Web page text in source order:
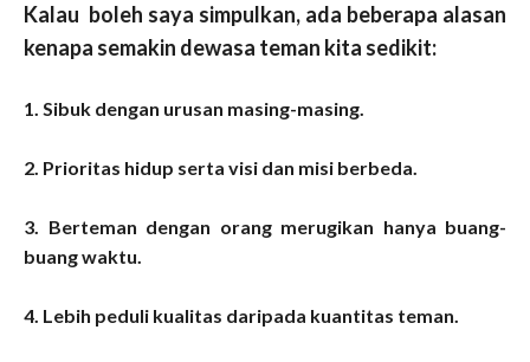
Kalau boleh saya simpulkan, ada beberapa alasan
kenapa semakin dewasa teman kita sedikit:
1. Sibuk dengan urusan masing-masing.
2. Prioritas hidup serta visi dan misi berbeda.
3. Berteman dengan orang merugikan hanya buang-
buang waktu.
4. Lebih peduli kualitas daripada kuantitas teman.